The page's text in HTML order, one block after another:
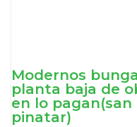
Modernos
planta baja de
en lo pagan(san
pinatar)